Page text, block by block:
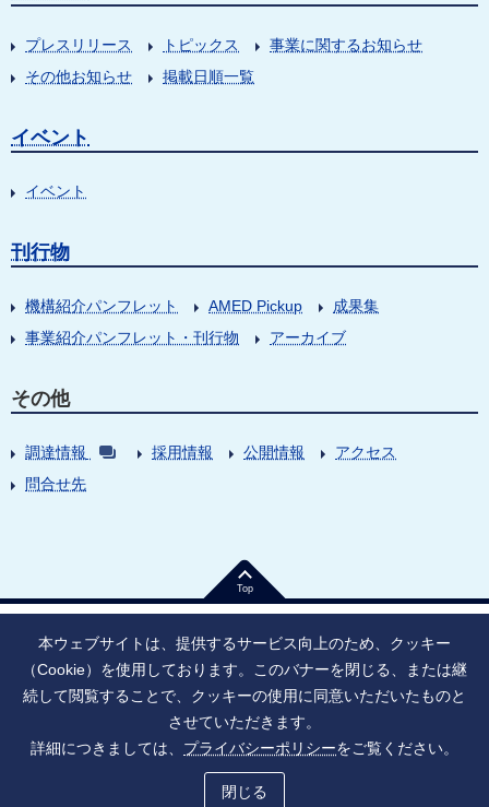
プレスリリース トピックス
事業に関するお知らせ
その他お知らせ
掲載日順一覧
イベント
イベント
刊行物
機構紹介パンフレット AMED Pickup
成果集
事業紹介パンフレット・刊行物
アーカイブ
その他
調達情報 採用情報 公開情報
アクセス
問合せ先
Top
法人番号：9010005023796 東京都千代田区大手町1丁目7番1号
寄附のお願い
ご利用上の注意
ソーシャル・ネットワーキング・サービス運用ポリシー
アクセシビリティ
本ウェブサイトは、提供するサービス向上のため、クッキー
（Cookie）を使用しております。このバナーを閉じる、または継
続して閲覧することで、クッキーの使用に同意いただいたものと
させていただきます。
詳細につきましては、 プライバシーポリシーをご覧ください。
閉じる